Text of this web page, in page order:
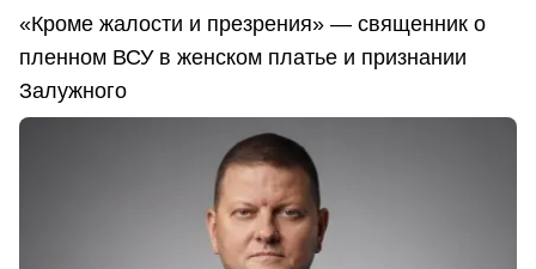
«Кроме жалости и презрения» — священник о
пленном ВСУ в женском платье и признании
Залужного